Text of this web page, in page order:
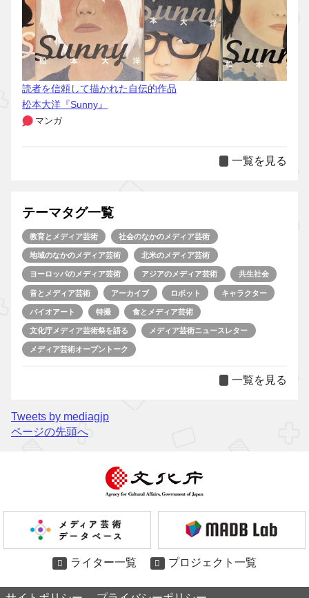
読者を信頼して描かれた自伝的作品
松本大洋『Sunny』
マンガ
一覧を見る
テーマタグ一覧
教育とメディア芸術 社会のなかのメディア芸術
地域のなかのメディア芸術 北米のメディア芸術
ヨーロッパのメディア芸術 アジアのメディア芸術 共生社会
音とメディア芸術 アーカイブ ロボット キャラクター
バイオアート 特撮 食とメディア芸術
文化庁メディア芸術祭を語る メディア芸術ニュースレター
メディア芸術オープントーク
一覧を見る
Tweets by mediagjp
ページの先頭へ
ライター一覧 プロジェクト一覧